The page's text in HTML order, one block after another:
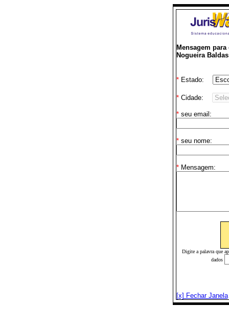
Mensagem
Nogueira
*Estado:
*Cidade:
*seu email:
*seu nome:
*Mensagem:
Digite a palavra que
dados
[x] Fechar Janela